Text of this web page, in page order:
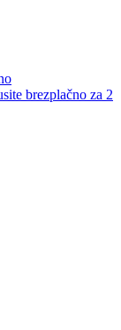
brezplačno za 2